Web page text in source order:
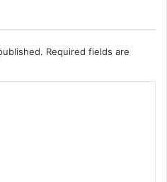
Required fields are